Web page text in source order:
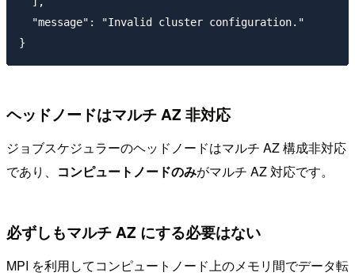
  "message": "Invalid cluster configuration."
ヘッドノードはマルチ AZ 非対応
ジョブスケジュラーのヘッドノードはマルチ AZ 構成非対応
であり、 コンピュートノードのみがマルチ AZ 対応です。
必ずしもマルチ AZ にする必要はない
MPI を利用してコンピュートノード上のメモリ間でデータ転